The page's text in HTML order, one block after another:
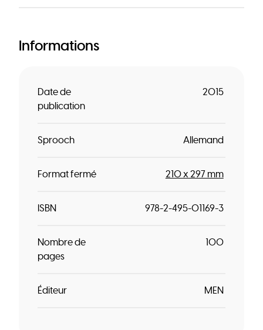
Informations
Date de
publication
2015
Sprooch Allemand
Format fermé 210 x 297 mm
ISBN 978-2-495-01169-3
Nombre de
pages
100
Éditeur MEN